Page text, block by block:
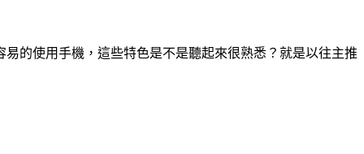
的使用手機，這些特色是不是聽起來很熟悉？就是以往主推